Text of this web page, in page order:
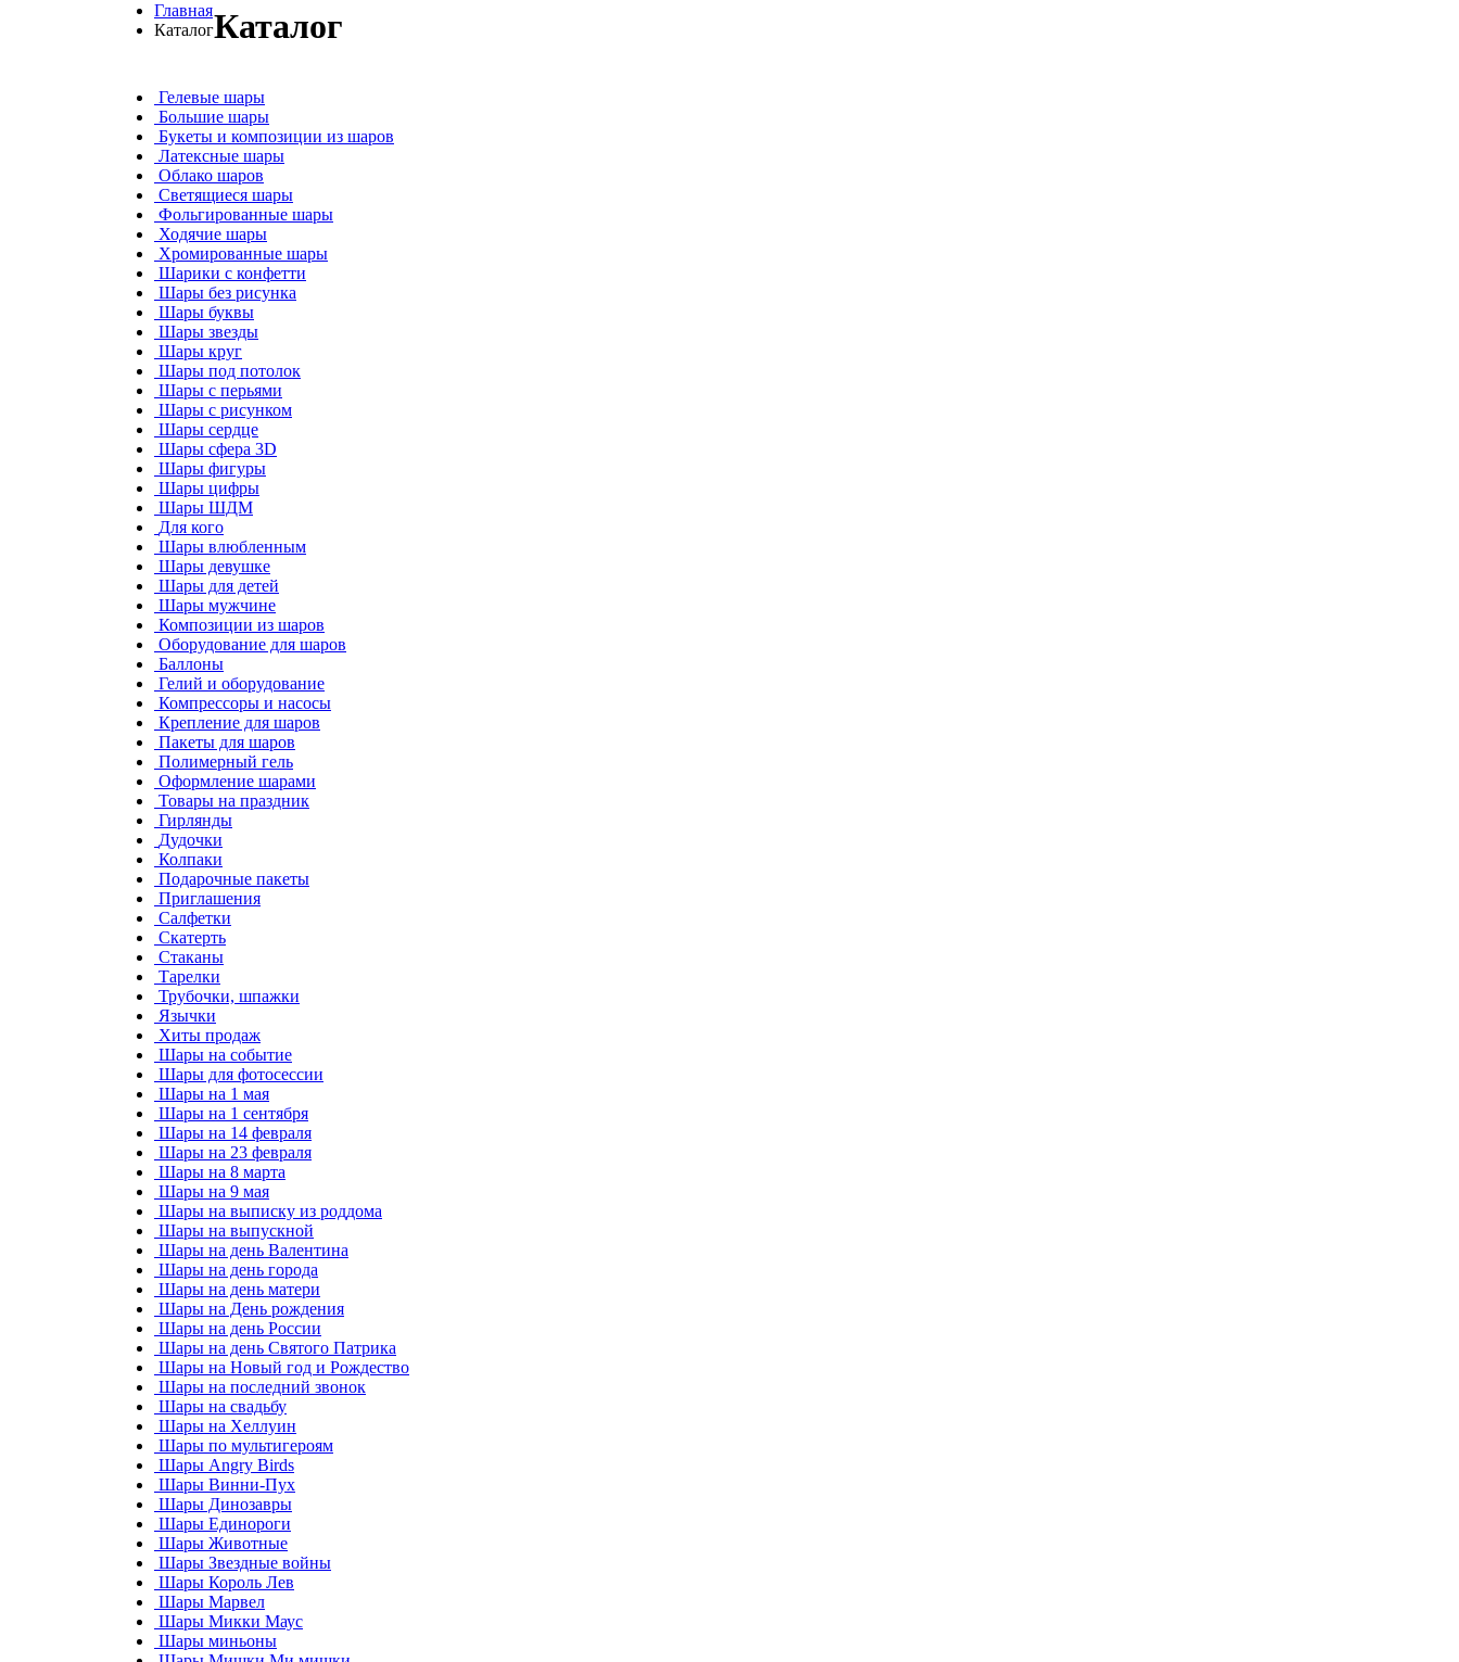
Главная
КаталогКаталог
Гелевые шары
Большие шары
Букеты и композиции из шаров
Латексные шары
Облако шаров
Светящиеся шары
Фольгированные шары
Ходячие шары
Хромированные шары
Шарики с конфетти
Шары без рисунка
Шары буквы
Шары звезды
Шары круг
Шары под потолок
Шары с перьями
Шары с рисунком
Шары сердце
Шары сфера 3D
Шары фигуры
Шары цифры
Шары ШДМ
Для кого
Шары влюбленным
Шары девушке
Шары для детей
Шары мужчине
Композиции из шаров
Оборудование для шаров
Баллоны
Гелий и оборудование
Компрессоры и насосы
Крепление для шаров
Пакеты для шаров
Полимерный гель
Оформление шарами
Товары на праздник
Гирлянды
Дудочки
Колпаки
Подарочные пакеты
Приглашения
Салфетки
Скатерть
Стаканы
Тарелки
Трубочки, шпажки
Язычки
Хиты продаж
Шары на событие
Шары для фотосессии
Шары на 1 мая
Шары на 1 сентября
Шары на 14 февраля
Шары на 23 февраля
Шары на 8 марта
Шары на 9 мая
Шары на выписку из роддома
Шары на выпускной
Шары на день Валентина
Шары на день города
Шары на день матери
Шары на День рождения
Шары на день России
Шары на день Святого Патрика
Шары на Новый год и Рождество
Шары на последний звонок
Шары на свадьбу
Шары на Хеллуин
Шары по мультигероям
Шары Angry Birds
Шары Винни-Пух
Шары Динозавры
Шары Единороги
Шары Животные
Шары Звездные войны
Шары Король Лев
Шары Марвел
Шары Микки Маус
Шары миньоны